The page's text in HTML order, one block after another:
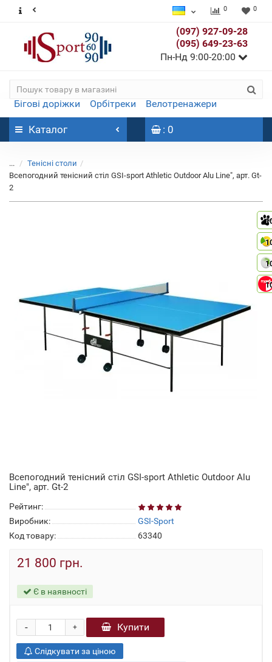
0 0
(097) 927-09-28
(095) 649-23-63
Пн-Нд 9:00-20:00
Бігові доріжки Орбітреки Велотренажери
Каталог : 0
...
Тенісні столи
Всепогодний тенісний стіл GSI-sport Athletic Outdoor Alu Line", арт. Gt-
2
Всепогодний тенісний стіл GSI-sport Athletic Outdoor Alu
Line", арт. Gt-2
Рейтинг:
Виробник:
GSI-Sport
Код товару:
63340
21 800 грн.
Є в наявності
+
- Купити
Слідкувати за ціною